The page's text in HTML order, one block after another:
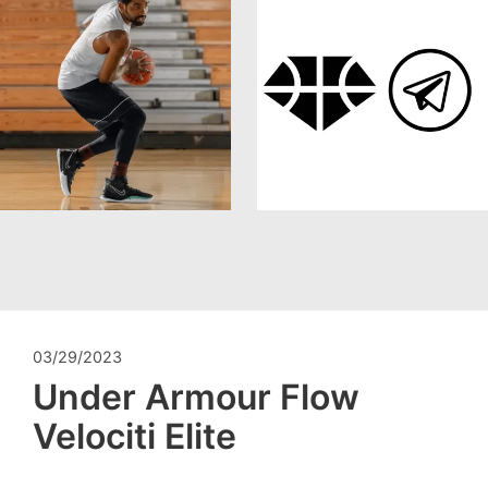
03/29/2023
Under Armour Flow
Velociti Elite